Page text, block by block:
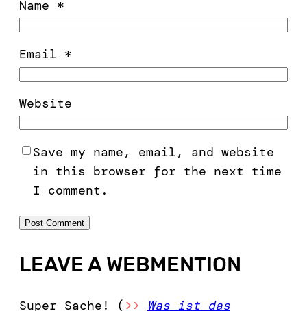
Name *
Email *
Website
Save my name, email, and website
in this browser for the next time
I comment.
LEAVE A WEBMENTION
Super Sache! ( >>
Was ist das